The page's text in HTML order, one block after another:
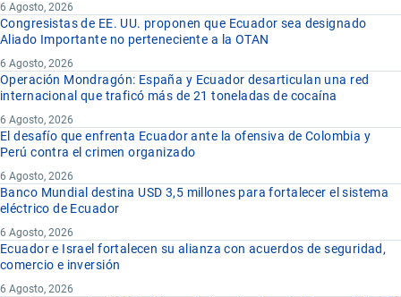
6 Agosto, 2026
Congresistas de EE. UU. proponen que Ecuador sea designado
Aliado Importante no perteneciente a la OTAN
6 Agosto, 2026
Operación Mondragón: España y Ecuador desarticulan una red
internacional que traficó más de 21 toneladas de cocaína
6 Agosto, 2026
El desafío que enfrenta Ecuador ante la ofensiva de Colombia y
Perú contra el crimen organizado
6 Agosto, 2026
Banco Mundial destina USD 3,5 millones para fortalecer el sistema
eléctrico de Ecuador
6 Agosto, 2026
Ecuador e Israel fortalecen su alianza con acuerdos de seguridad,
comercio e inversión
6 Agosto, 2026